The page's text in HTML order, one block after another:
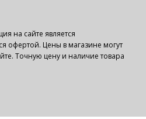
на сайте является
офертой. Цены в магазине могут
Точную цену и наличие товара